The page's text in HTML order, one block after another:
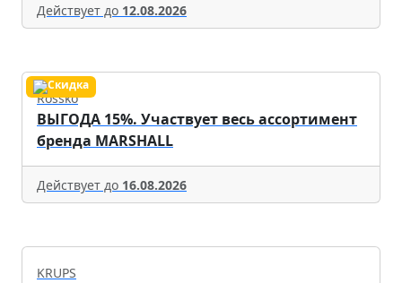
Действует до 12.08.2026
Rossko
ВЫГОДА 15%. Участвует весь ассортимент
бренда MARSHALL
Действует до 16.08.2026
KRUPS